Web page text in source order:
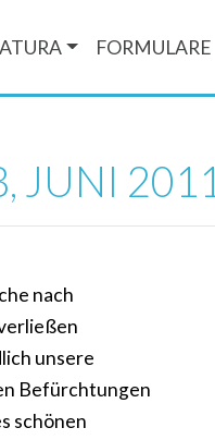
FORMULARE
JUNI 2011
nach
unsere
Befürchtungen
schönen